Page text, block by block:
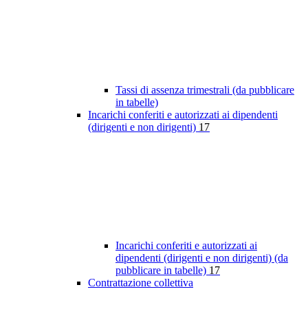
Tassi di assenza trimestrali (da pubblicare
in tabelle)
Incarichi conferiti e autorizzati ai dipendenti
(dirigenti e non dirigenti) 17
Incarichi conferiti e autorizzati ai
dipendenti (dirigenti e non dirigenti) (da
pubblicare in tabelle) 17
Contrattazione collettiva